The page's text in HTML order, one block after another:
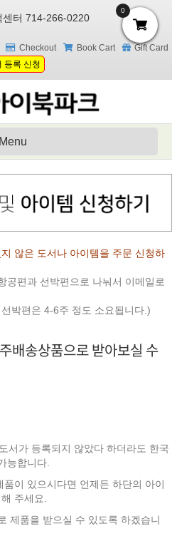
센터 714-266-0220
Checkout Book Cart
Gift Card
등록 신청
Menu
않은 도서나 아이템을 주문 신청하
공편과 선박편으로 나눠서 이메일로
박편은 4-6주 정도 소요됩니다.)
배송상품으로 받아보실 수
서가 등록되지 않았다 하더라도 한국
능합니다.
이 있으시다면 언제든 하단의 아이
주세요.
제품을 받으실 수 있도록 하겠습니
0